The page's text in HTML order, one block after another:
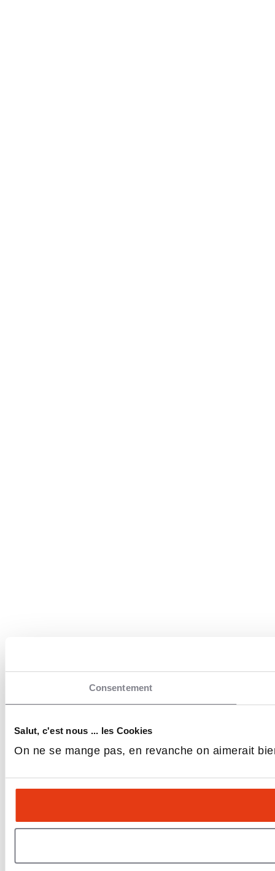
Consentement
Salut, c'est nous ... les Cookies
On ne se mange pas, en revanche on aimerait